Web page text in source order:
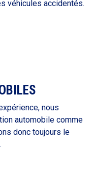
véhicules accidentés.
nous
automobile comme
donc toujours le